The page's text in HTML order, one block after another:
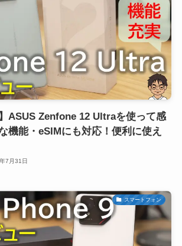
ASUS Zenfone 12 Ultraを使って感
機能・eSIMにも対応！便利に使え
7月31日
スマートフォン